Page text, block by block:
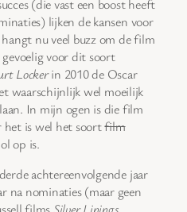
(die vast een boost heeft
lijken de kansen voor
nu veel buzz om de film
voor dit soort
Lockerin 2010 de Oscar
waarschijnlijk wel moeilijk
In mijn ogen is die film
het is wel het soortfilm
op is.
achtereenvolgende jaar
na nominaties (maar geen